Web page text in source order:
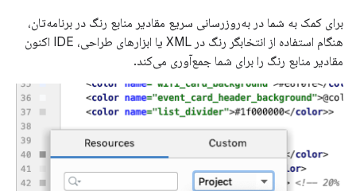
برای کمک به شما در به‌روزرسانی سریع مقادیر منابع رنگ در برنامه‌تان،
هنگام استفاده از انتخابگر رنگ در XML یا ابزارهای طراحی، IDE اکنون
مقادیر منابع رنگ را برای شما جمع‌آوری می‌کند.